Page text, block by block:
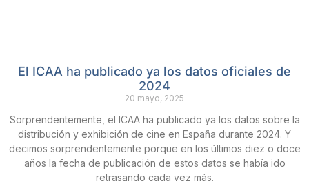
El ICAA ha publicado ya los datos oficiales de
2024
20 mayo, 2025
Sorprendentemente, el ICAA ha publicado ya los datos sobre la
distribución y exhibición de cine en España durante 2024. Y
decimos sorprendentemente porque en los últimos diez o doce
años la fecha de publicación de estos datos se había ido
retrasando cada vez más.